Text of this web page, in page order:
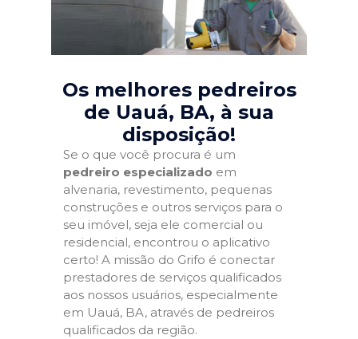
Os melhores pedreiros
de Uauá, BA, à sua
disposição!
Se o que você procura é um
pedreiro especializado em
alvenaria, revestimento, pequenas
construções e outros serviços para o
seu imóvel, seja ele comercial ou
residencial, encontrou o aplicativo
certo! A missão do Grifo é conectar
prestadores de serviços qualificados
aos nossos usuários, especialmente
em Uauá, BA, através de pedreiros
qualificados da região.